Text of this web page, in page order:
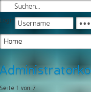
Login
Seite 1 von 7